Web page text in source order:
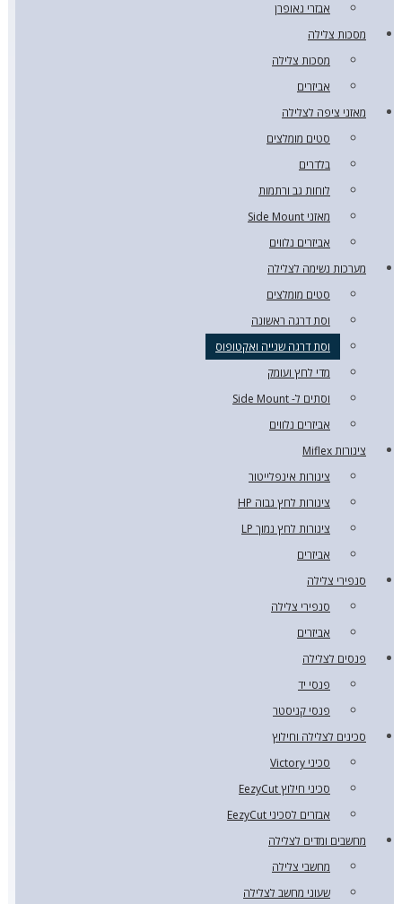
אבזרי נאופרן
מסכות צלילה
מסכות צלילה
אביזרים
מאזני ציפה לצלילה
סטים מומלצים
בלדרים
לוחות גב ורתמות
מאזני Side Mount
אביזרים נלווים
מערכות נשימה לצלילה
סטים מומלצים
וסת דרגה ראשונה
וסת דרגה שנייה ואקטופוס
מדי לחץ ועומק
וסתים ל- Side Mount
אביזרים נלווים
צינורות Miflex
צינורות אינפלייטור
צינורות לחץ גבוה HP
צינורות לחץ נמוך LP
אביזרים
סנפירי צלילה
סנפירי צלילה
אביזרים
פנסים לצלילה
פנסי יד
פנסי קניסטר
סכינים לצלילה וחילוץ
סכיני Victory
סכיני חילוץ EezyCut
אבזרים לסכיני EezyCut
מחשבים ומדים לצלילה
מחשבי צלילה
שעוני מחשב לצלילה